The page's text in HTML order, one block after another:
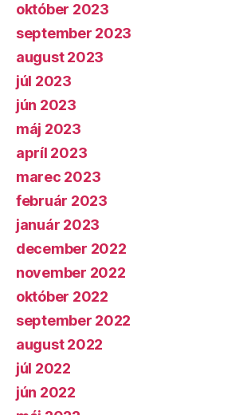
október 2023
september 2023
august 2023
júl 2023
jún 2023
máj 2023
apríl 2023
marec 2023
február 2023
január 2023
december 2022
november 2022
október 2022
september 2022
august 2022
júl 2022
jún 2022